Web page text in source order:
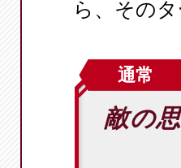
ら、その
通常
敵の